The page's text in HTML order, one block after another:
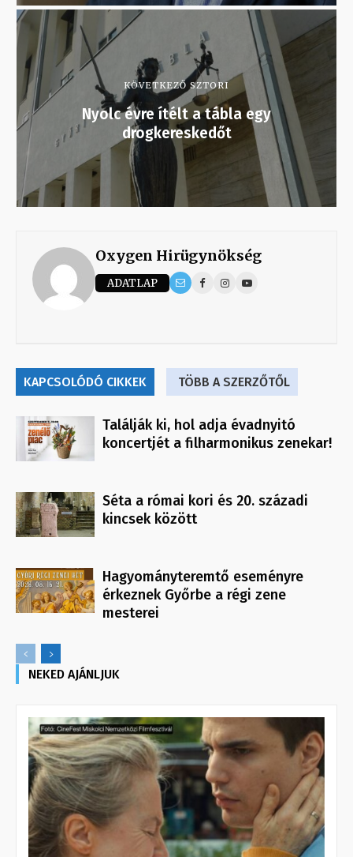
KÖVETKEZŐ SZTORI
Nyolc évre ítélt a tábla egy
drogkereskedőt
Oxygen Hirügynökség
ADATLAP
KAPCSOLÓDÓ CIKKEK TÖBB A SZERZŐTŐL
Találják ki, hol adja évadnyitó
koncertjét a filharmonikus zenekar!
Séta a római kori és 20. századi
kincsek között
Hagyományteremtő eseményre
érkeznek Győrbe a régi zene
mesterei
NEKED AJÁNLJUK